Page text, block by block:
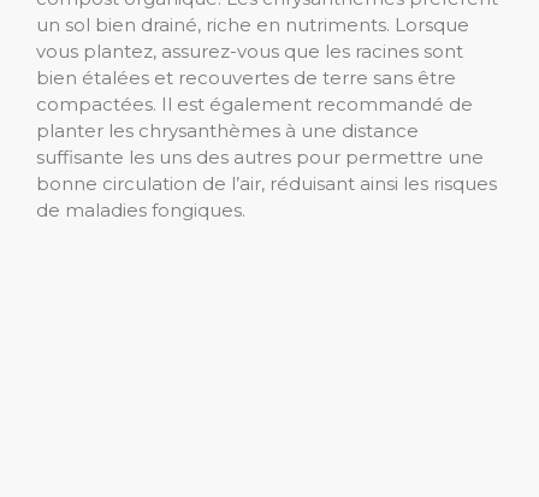
un sol bien drainé, riche en nutriments. Lorsque
vous plantez, assurez-vous que les racines sont
bien étalées et recouvertes de terre sans être
compactées. Il est également recommandé de
planter les chrysanthèmes à une distance
suffisante les uns des autres pour permettre une
bonne circulation de l’air, réduisant ainsi les risques
de maladies fongiques.